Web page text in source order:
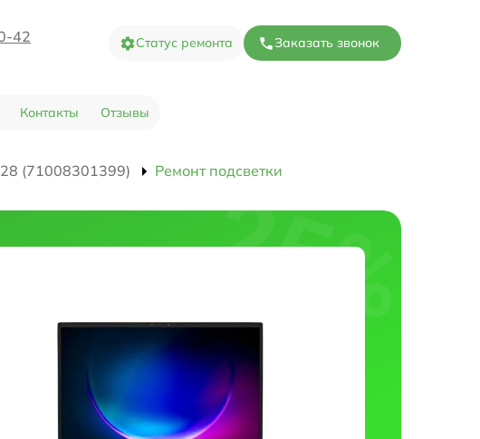
42 Статус ремонта Заказать звонок
Контакты Отзывы
(71008301399) Ремонт подсветки